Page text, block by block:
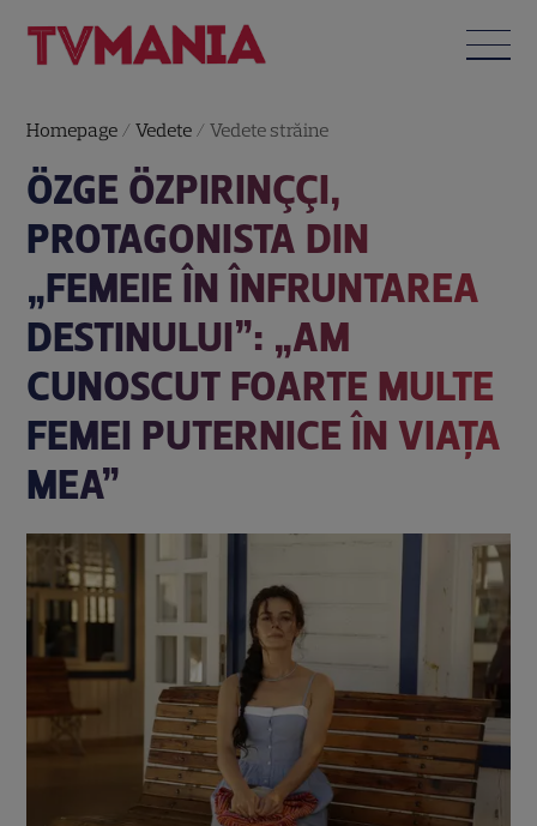
Homepage /Vedete /Vedete străine
ÖZGE ÖZPIRINÇÇI,
PROTAGONISTA DIN
„FEMEIE ÎN ÎNFRUNTAREA
DESTINULUI”: „AM
CUNOSCUT FOARTE MULTE
FEMEI PUTERNICE ÎN VIAȚA
MEA”